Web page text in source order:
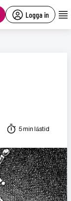
Logga in
5 min lästid